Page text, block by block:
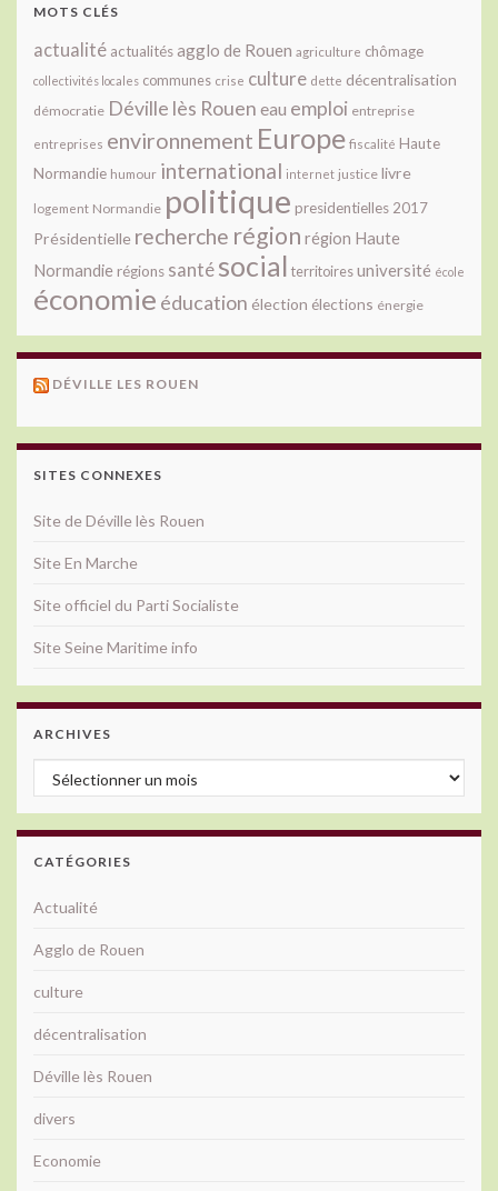
MOTS CLÉS
actualité actualitésagglo de Rouen agriculture chômage
collectivités locales communes crise culture dette décentralisation
démocratie Déville lès Rouen eau emploi entreprise
entreprises environnement Europe fiscalité Haute
Normandie humour international internet justice livre
logement Normandie politique presidentielles 2017
Présidentielle recherche région région Haute
Normandie régions santésocial territoiresuniversité école
économie éducation élection élections énergie
DÉVILLE LES ROUEN
SITES CONNEXES
Site de Déville lès Rouen
Site En Marche
Site officiel du Parti Socialiste
Site Seine Maritime info
ARCHIVES
Archives
CATÉGORIES
Actualité
Agglo de Rouen
culture
décentralisation
Déville lès Rouen
divers
Economie